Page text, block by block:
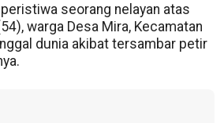
seorang nelayan atas
warga Desa Mira, Kecamatan
dunia akibat tersambar petir